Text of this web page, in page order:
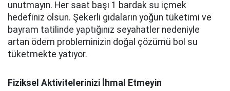
unutmayın. Her saat başı 1 bardak su içmek
hedefiniz olsun. Şekerli gıdaların yoğun tüketimi ve
bayram tatilinde yaptığınız seyahatler nedeniyle
artan ödem probleminizin doğal çözümü bol su
tüketmekte yatıyor.
Fiziksel Aktivitelerinizi İhmal Etmeyin